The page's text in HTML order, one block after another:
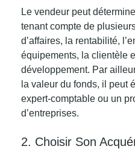
Le vendeur peut
tenant compte de
d’affaires, la rentabilité,
équipements, la clientèle
développement. Par
la valeur du fonds, il peut
expert-comptable ou un
d’entreprises.
2. Choisir Son